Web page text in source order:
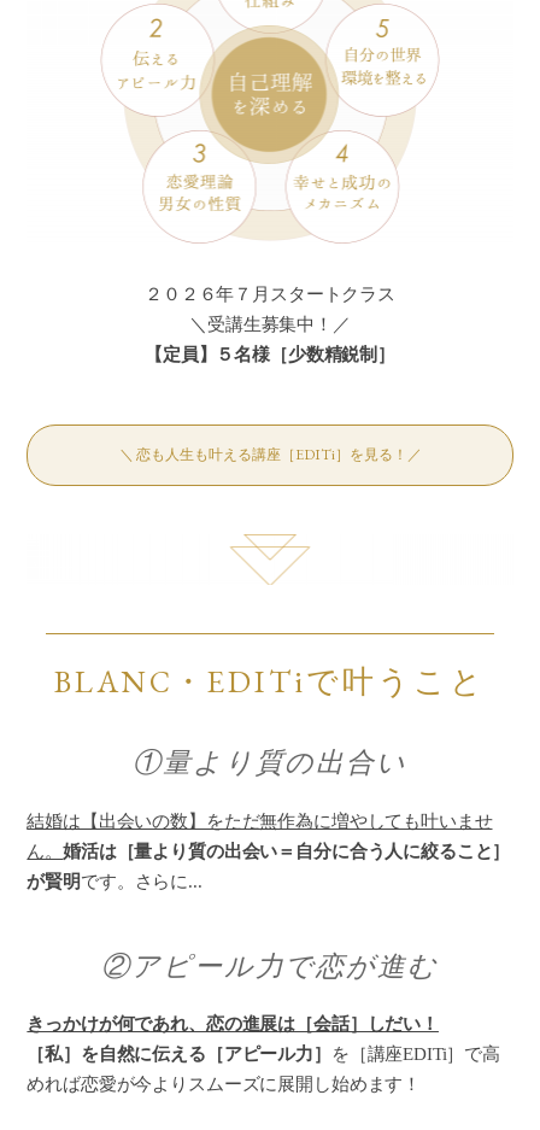
２０２６年７月スタートクラス
＼受講生募集中！／
【定員】５名様［少数精鋭制］
＼ 恋も人生も叶える講座［EDITi］を見る！／
BLANC・EDITiで叶うこと
①量より質の出合い
結婚は【出会いの数】をただ無作為に増やしても叶いませ
ん。婚活は［量より質の出会い＝自分に合う人に絞ること］
が賢明です。さらに...
②アピール力で恋が進む
きっかけが何であれ、恋の進展は［会話］しだい！
［私］を自然に伝える［アピール力］
を［講座EDITi］で高
めれば恋愛が今よりスムーズに展開し始めます！